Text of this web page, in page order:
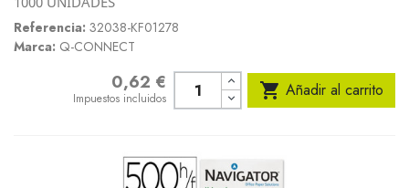
Referencia: 32038-KF01278
Marca: Q-CONNECT
0,62 €
Impuestos incluidos  Añadir al carrito